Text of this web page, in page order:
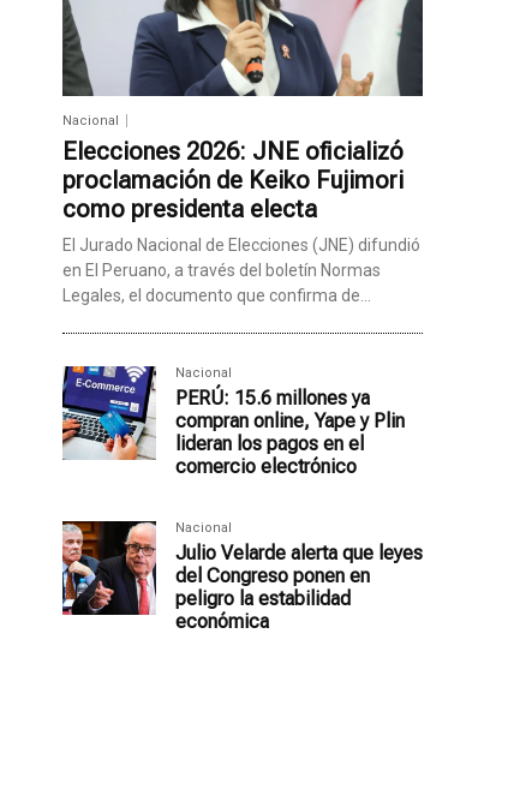
Nacional
Elecciones 2026: JNE oficializó
proclamación de Keiko Fujimori
como presidenta electa
El Jurado Nacional de Elecciones (JNE) difundió
en El Peruano, a través del boletín Normas
Legales, el documento que confirma de...
Nacional
PERÚ: 15.6 millones ya
compran online, Yape y Plin
lideran los pagos en el
comercio electrónico
Nacional
Julio Velarde alerta que leyes
del Congreso ponen en
peligro la estabilidad
económica